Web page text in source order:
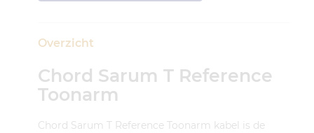
Overzicht
Chord Sarum T Reference
Toonarm
Chord Sarum T Reference Toonarm kabel is de